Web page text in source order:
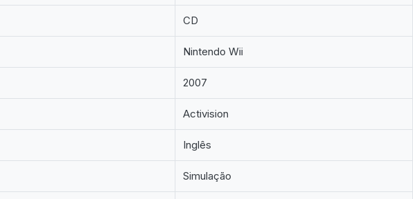
CD
Nintendo Wii
2007
Activision
Inglês
Simulação